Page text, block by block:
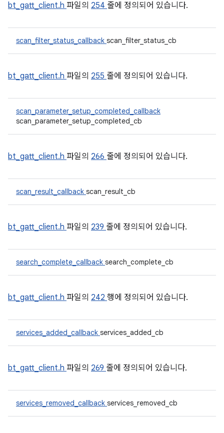
bt_gatt_client.h 파일의 254 줄에 정의되어 있습니다.
scan_filter_status_callback scan_filter_status_cb
bt_gatt_client.h 파일의 255 줄에 정의되어 있습니다.
scan_parameter_setup_completed_callback
scan_parameter_setup_completed_cb
bt_gatt_client.h 파일의 266 줄에 정의되어 있습니다.
scan_result_callback scan_result_cb
bt_gatt_client.h 파일의 239 줄에 정의되어 있습니다.
search_complete_callback search_complete_cb
bt_gatt_client.h 파일의 242 행에 정의되어 있습니다.
services_added_callback services_added_cb
bt_gatt_client.h 파일의 269 줄에 정의되어 있습니다.
services_removed_callback services_removed_cb